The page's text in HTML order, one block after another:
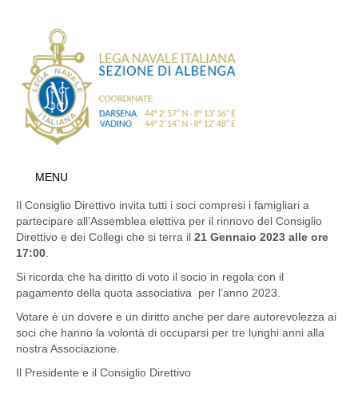
MENU
Il Consiglio Direttivo invita tutti i soci compresi i famigliari a
partecipare all’Assemblea elettiva per il rinnovo del Consiglio
Direttivo e dei Collegi che si terra il 21 Gennaio 2023 alle ore
17:00.
Si ricorda che ha diritto di voto il socio in regola con il
pagamento della quota associativa per l’anno 2023.
Votare è un dovere e un diritto anche per dare autorevolezza ai
soci che hanno la volontà di occuparsi per tre lunghi anni alla
nostra Associazione.
Il Presidente e il Consiglio Direttivo